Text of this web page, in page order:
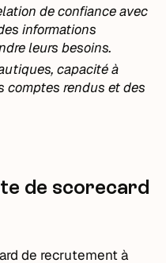
de confiance avec
informations
leurs besoins.
capacité à
comptes rendus et des
de scorecard
de recrutement à